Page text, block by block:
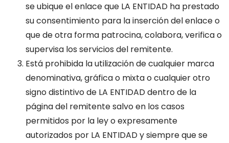
se ubique el enlace que LA ENTIDAD ha prestado
su consentimiento para la inserción del enlace o
que de otra forma patrocina, colabora, verifica o
supervisa los servicios del remitente.
Está prohibida la utilización de cualquier marca
denominativa, gráfica o mixta o cualquier otro
signo distintivo de LA ENTIDAD dentro de la
página del remitente salvo en los casos
permitidos por la ley o expresamente
autorizados por LA ENTIDAD y siempre que se